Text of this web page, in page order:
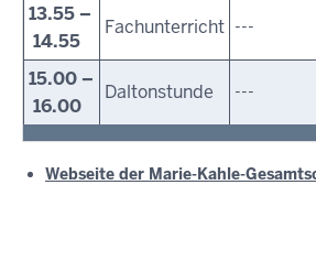
13.55 –
14.55
Fachunterricht ---
15.00 –
16.00
Daltonstunde ---
Webseite der Marie-Kahle-